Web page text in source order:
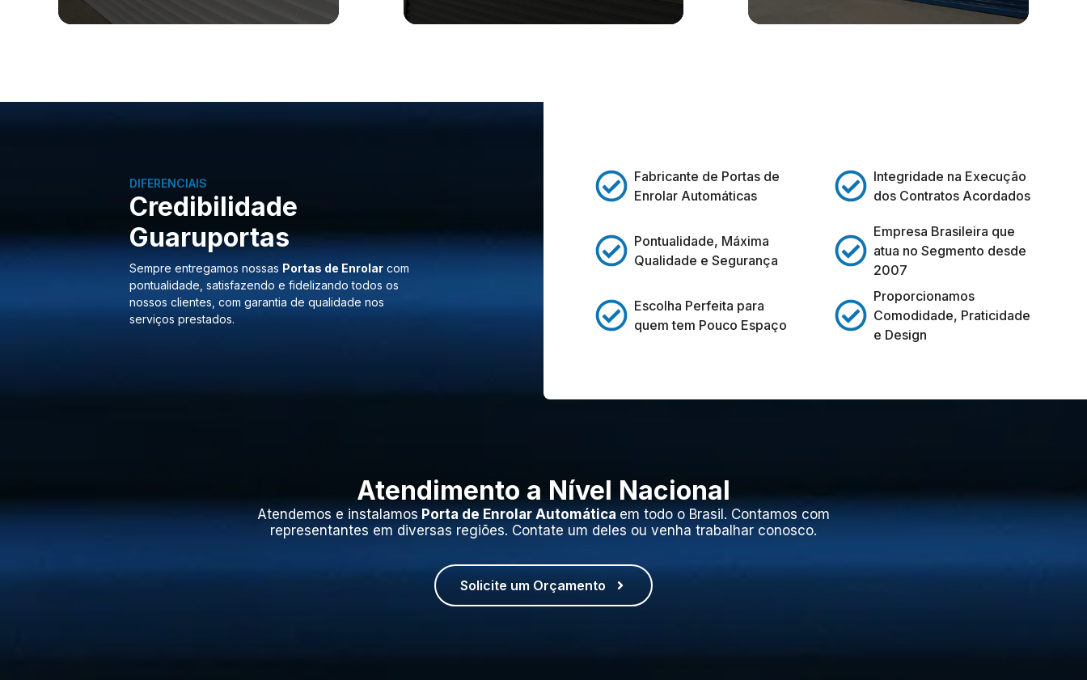
DIFERENCIAIS
Credibilidade
Guaruportas
Sempre entregamos nossas Portas de Enrolar com
pontualidade, satisfazendo e fidelizando todos os
nossos clientes, com garantia de qualidade nos
serviços prestados.
Fabricante de Portas de
Enrolar Automáticas
Pontualidade, Máxima
Qualidade e Segurança
Escolha Perfeita para
quem tem Pouco Espaço
Integridade na Execução
dos Contratos Acordados
Empresa Brasileira que
atua no Segmento desde
2007
Proporcionamos
Comodidade, Praticidade
e Design
Atendimento a Nível Nacional
Atendemos e instalamos Porta de Enrolar Automática em todo o Brasil. Contamos com
representantes em diversas regiões. Contate um deles ou venha trabalhar conosco.
Solicite um Orçamento